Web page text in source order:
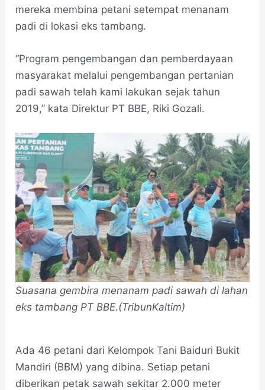
mereka membina petani setempat menanam
padi di lokasi eks tambang.
“Program pengembangan dan pemberdayaan
masyarakat melalui pengembangan pertanian
padi sawah telah kami lakukan sejak tahun
2019,” kata Direktur PT BBE, Riki Gozali.
Suasana gembira menanam padi sawah di lahan
eks tambang PT BBE.(TribunKaltim)
Ada 46 petani dari Kelompok Tani Baiduri Bukit
Mandiri (BBM) yang dibina. Setiap petani
diberikan petak sawah sekitar 2.000 meter